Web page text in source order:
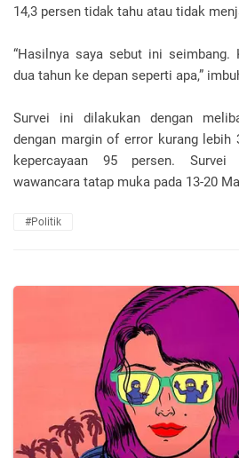
14,3 persen tidak tahu atau tidak
“Hasilnya saya sebut ini seimbang.
dua tahun ke depan seperti apa,”
Survei ini dilakukan dengan
dengan margin of error kurang lebih
kepercayaan 95 persen.
wawancara tatap muka pada 13-20
#Politik